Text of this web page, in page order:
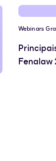
Webinars
Fenalaw